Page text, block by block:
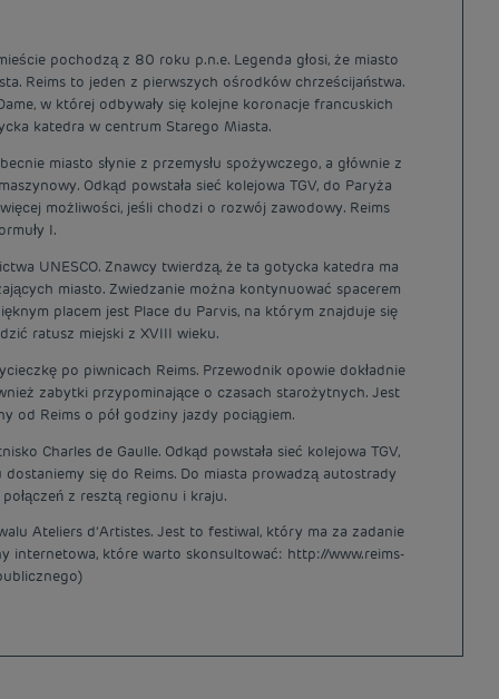
pochodzą z 80 roku p.n.e. Legenda głosi, że miasto
Reims to jeden z pierwszych ośrodków chrześcijaństwa.
w której odbywały się kolejne koronacje francuskich
katedra w centrum Starego Miasta.
miasto słynie z przemysłu spożywczego, a głównie z
Odkąd powstała sieć kolejowa TGV, do Paryża
możliwości, jeśli chodzi o rozwój zawodowy. Reims
I.
UNESCO. Znawcy twierdzą, że ta gotycka katedra ma
miasto. Zwiedzanie można kontynuować spacerem
placem jest Place du Parvis, na którym znajduje się
ratusz miejski z XVIII wieku.
po piwnicach Reims. Przewodnik opowie dokładnie
zabytki przypominające o czasach starożytnych. Jest
od Reims o pół godziny jazdy pociągiem.
Charles de Gaulle. Odkąd powstała sieć kolejowa TGV,
się do Reims. Do miasta prowadzą autostrady
z resztą regionu i kraju.
Ateliers d’Artistes. Jest to festiwal, który ma za zadanie
internetowa, które warto skonsultować: http://www.reims-